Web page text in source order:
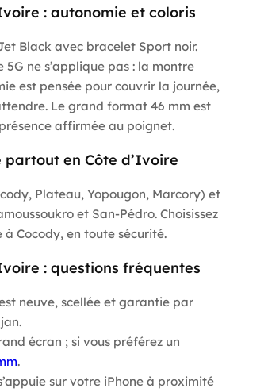
: autonomie et coloris
Black avec bracelet Sport noir.
ne s’applique pas : la montre
est pensée pour couvrir la journée,
Le grand format 46 mm est
affirmée au poignet.
en Côte d’Ivoire
Plateau, Yopougon, Marcory) et
et San-Pédro. Choisissez
Cocody, en toute sécurité.
: questions fréquentes
neuve, scellée et garantie par
écran ; si vous préférez un
.
sur votre iPhone à proximité